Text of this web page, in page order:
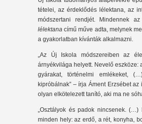
tételei, az érdeklődés lélektana, az
módszertani rendjét. Mindennek
lélektana című műve adta, melynek
a gyakorlatban kívánták alkalmazni.
„Az Új Iskola módszereiben az
árnyékvilága helyett. Nevelő eszköze:
gyárakat, történelmi emlékeket,
kipróbálnak” – írja Áment Erzsébet
olyan elkötelezett tanító, aki ma ne
„Osztályok és padok nincsenek.
minden hely: az erdő, a rét, konyha,